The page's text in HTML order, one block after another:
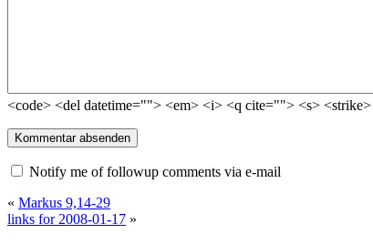
<code> <del datetime=""> <em> <i> <q cite=""> <s>
Notify me of followup comments via e-mail
« Markus 9,14-29
links for 2008-01-17 »